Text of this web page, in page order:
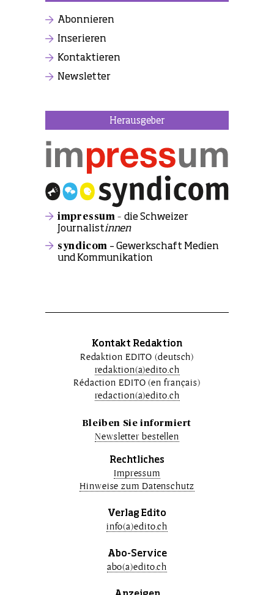
Abonnieren
Inserieren
Kontaktieren
Newsletter
Herausgeber
impressum – die Schweizer
Journalistinnen
syndicom – Gewerkschaft Medien
und Kommunikation
Kontakt Redaktion
Redaktion EDITO (deutsch)
redaktion(a)edito.ch
Rédaction EDITO (en français)
redaction(a)edito.ch
Bleiben Sie informiert
Newsletter bestellen
Rechtliches
Impressum
Hinweise zum Datenschutz
Verlag Edito
info(a)edito.ch
Abo-Service
abo(a)edito.ch